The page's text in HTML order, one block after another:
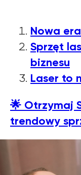
Nowa
Sprzęt
biznesu
Laser to
🌟 Otrzymaj
trendowy